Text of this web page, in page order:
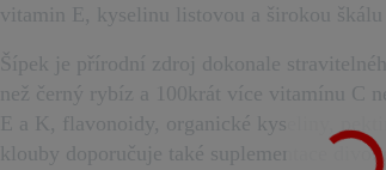
vitamin E, kyselinu listovou a širokou škálu
Šípek je přírodní zdroj dokonale
než černý rybíz a 100krát více vitamínu
E a K, flavonoidy, organické kyseliny,
klouby doporučuje také suplementace